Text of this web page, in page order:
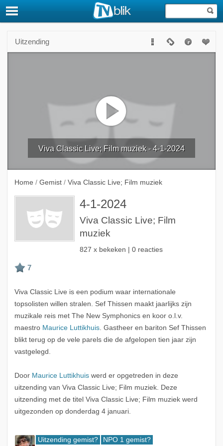
Uitzending
Viva Classic Live; Film muziek - 4-1-2024
Home / Gemist / Viva Classic Live; Film muziek
4-1-2024
Viva Classic Live; Film
muziek
827 x bekeken | 0 reacties
Viva Classic Live is een podium waar internationale
topsolisten willen stralen. Sef Thissen maakt jaarlijks zijn
muzikale reis met The New Symphonics en koor o.l.v.
maestro Maurice Luttikhuis. Gastheer en bariton Sef Thissen
blikt terug op de vele parels die de afgelopen tien jaar zijn
vastgelegd.
Door Maurice Luttikhuiswerd er opgetreden in deze
uitzending van Viva Classic Live; Film muziek. Deze
uitzending met de titel Viva Classic Live; Film muziek werd
uitgezonden op donderdag 4 januari.
Uitzending gemist? NPO 1 gemist?